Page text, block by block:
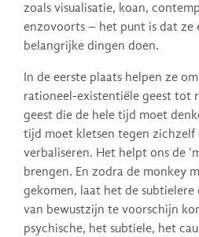
zoals visualisatie, koan,
enzovoorts – het punt is dat ze
belangrijke dingen doen.
In de eerste plaats helpen ze
rationeel-existentiële geest tot
geest die de hele tijd moet
tijd moet kletsen tegen zichzelf
verbaliseren. Het helpt ons de
brengen. En zodra de monkey
gekomen, laat het de subtielere
van bewustzijn te voorschijn
psychische, het subtiele, het